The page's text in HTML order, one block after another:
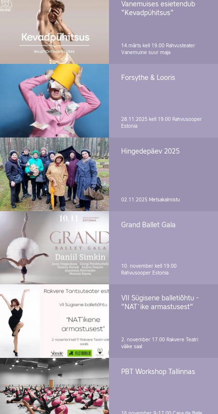
Vanemuises esietendub
"Kevadpühitsus"
14.märts kell 19.00 Rahvusteater
Vanemuine suur maja
Forsythe & Looris
28.11.2025 kell 19.00 Rahvusooper
Estonia
Hingedepäev 2025
02.11.2025 Metsakalmistu
Grand Ballet Gala
10. november kell 19.00
Rahvusooper Estonia
VII Sügisene balletiõhtu -
"NAT´ike armastusest"
2. november 17.00 Rakvere Teatri
väike saal
PBT Workshop Tallinnas